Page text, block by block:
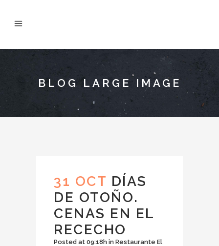
BLOG LARGE IMAGE
31 OCT DÍAS
DE OTOÑO.
CENAS EN EL
RECECHO
Posted at 09:18h in Restaurante El